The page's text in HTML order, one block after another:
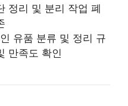
정리 및 분리 작업 폐
유품 분류 및 정리 규
만족도 확인